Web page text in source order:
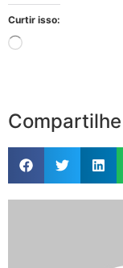
Curtir isso:
Compartilhe